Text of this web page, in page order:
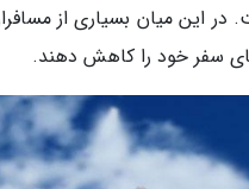
این میان بسیاری از
سفر خود را کاهش دهند.